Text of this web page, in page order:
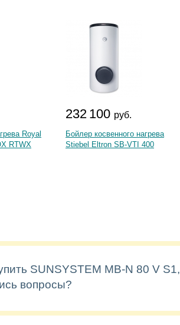
Royal
RTWX
232 100 руб.
Бойлер косвенного нагрева
Stiebel Eltron SB-VTI 400
SUNSYSTEM MB-N 80 V S1,
вопросы?